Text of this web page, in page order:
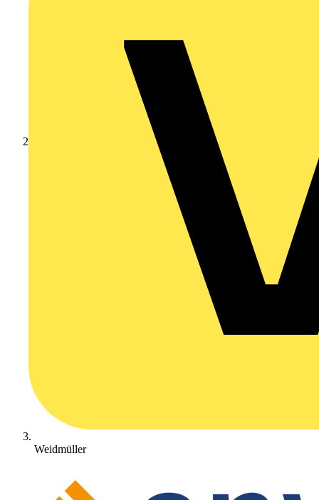
Weidmüller